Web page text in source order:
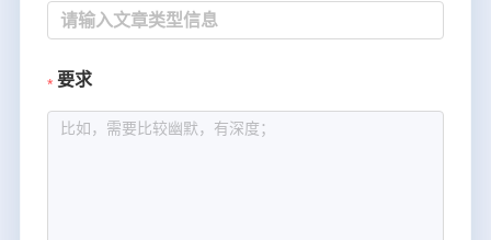
要求